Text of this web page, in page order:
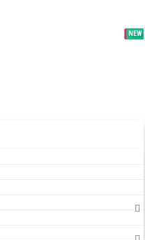
NEW
SALE
NEW
NEW